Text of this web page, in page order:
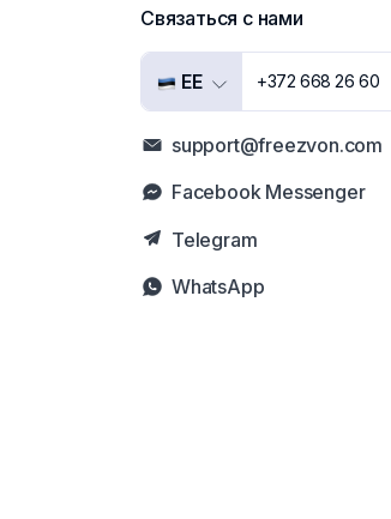
Связаться с нами
EE +372 668 26 60
support@freezvon.com
Facebook Messenger
Telegram
WhatsApp